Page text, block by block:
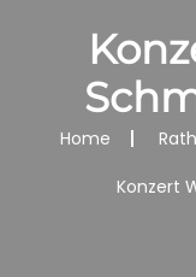
Home
Konzert